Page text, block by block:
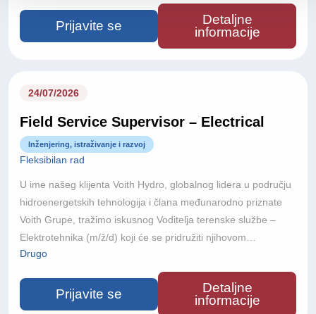
od 60 zemalja i približno 22.000 zaposlenika diljem svijeta,
Voith razvija inovativne tehnologije koje pokreću održivu
proizvodnju energije i omogućuju realizaciju nekih od
Prijavite se
Detaljne
informacije
24/07/2026
Field Service Supervisor – Electrical
Inženjering, istraživanje i razvoj
Fleksibilan rad
U ime našeg klijenta Voith Hydro, globalnog lidera u području
hidroenergetskih tehnologija i člana međunarodno priznate
Voith Grupe, tražimo iskusnog Voditelja terenske službe –
Elektrotehnika (m/ž/d) koji će se pridružiti njihovom
međunarodnom projektnom timu.S više od 150 godina
inženjerske izvrsnosti, poslovanjem u više od 60 zemalja i
približno 22.000 zaposlenika diljem svijeta, Voith razvija
inovativne tehnologije koje pokreću održivu proizvodnju
Drugo
Prijavite se
Detaljne
informacije